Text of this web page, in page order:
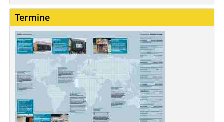
Termine